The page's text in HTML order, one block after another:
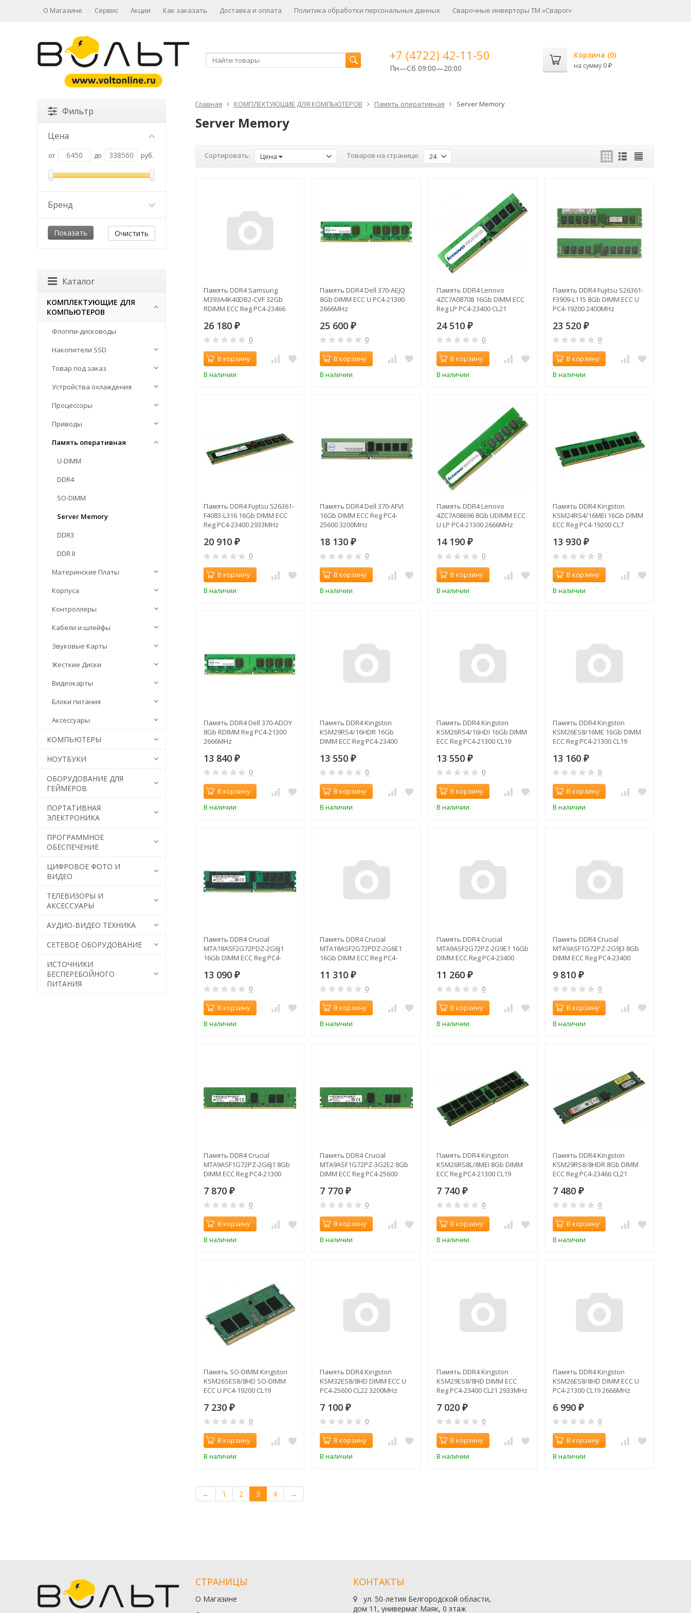
О Магазине Сервис Акции Как заказать Доставка и оплата Политика обработки персональных данных Сварочные инверторы ТМ «Сварог»
+7 (4722) 42-11-50
Пн—Сб 09:00—20:00
Корзина (0)
на сумму 0 ₽
Главная КОМПЛЕКТУЮЩИЕ ДЛЯ КОМПЬЮТЕРОВ Память оперативная Server Memory
Server Memory
Сортировать: Цена Товаров на странице: 24
Память DDR4 Samsung
M393A4K40DB2-CVF 32Gb
RDIMM ECC Reg PC4-23466
26 180 ₽
0
В корзину
В наличии
Память DDR4 Dell 370-AEJQ
8Gb DIMM ECC U PC4-21300
2666MHz
25 600₽
0
В корзину
В наличии
Память DDR4 Lenovo
4ZC7A08708 16Gb DIMM ECC
Reg LP PC4-23400 CL21
24 510 ₽
0
В корзину
В наличии
Память DDR4 Fujitsu S26361-
F3909-L115 8Gb DIMM ECC U
PC4-19200 2400MHz
23 520₽
0
В корзину
В наличии
Память DDR4 Fujitsu S26361-
F4083-L316 16Gb DIMM ECC
Reg PC4-23400 2933MHz
20 910 ₽
0
В корзину
В наличии
Память DDR4 Dell 370-AFVI
16Gb DIMM ECC Reg PC4-
25600 3200MHz
18 130₽
0
В корзину
В наличии
Память DDR4 Lenovo
4ZC7A08696 8Gb UDIMM ECC
U LP PC4-21300 2666MHz
14 190 ₽
0
В корзину
В наличии
Память DDR4 Kingston
KSM24RS4/16MEI 16Gb DIMM
ECC Reg PC4-19200 CL7
13 930₽
0
В корзину
В наличии
Память DDR4 Dell 370-ADOY
8Gb RDIMM Reg PC4-21300
2666MHz
13 840 ₽
0
В корзину
В наличии
Память DDR4 Kingston
KSM29RS4/16HDR 16Gb
DIMM ECC Reg PC4-23400
13 550₽
0
В корзину
В наличии
Память DDR4 Kingston
KSM26RS4/16HDI 16Gb DIMM
ECC Reg PC4-21300 CL19
13 550 ₽
0
В корзину
В наличии
Память DDR4 Kingston
KSM26ES8/16ME 16Gb DIMM
ECC Reg PC4-21300 CL19
13 160₽
0
В корзину
В наличии
Память DDR4 Crucial
MTA18ASF2G72PDZ-2G6J1
16Gb DIMM ECC Reg PC4-
13 090 ₽
0
В корзину
В наличии
Память DDR4 Crucial
MTA18ASF2G72PDZ-2G6E1
16Gb DIMM ECC Reg PC4-
11 310₽
0
В корзину
В наличии
Память DDR4 Crucial
MTA9ASF2G72PZ-2G9E1 16Gb
DIMM ECC Reg PC4-23400
11 260 ₽
0
В корзину
В наличии
Память DDR4 Crucial
MTA9ASF1G72PZ-2G9J3 8Gb
DIMM ECC Reg PC4-23400
9 810₽
0
В корзину
В наличии
Память DDR4 Crucial
MTA9ASF1G72PZ-2G6J1 8Gb
DIMM ECC Reg PC4-21300
7 870 ₽
0
В корзину
В наличии
Память DDR4 Crucial
MTA9ASF1G72PZ-3G2E2 8Gb
DIMM ECC Reg PC4-25600
7 770₽
0
В корзину
В наличии
Память DDR4 Kingston
KSM26RS8L/8MEI 8Gb DIMM
ECC Reg PC4-21300 CL19
7 740 ₽
0
В корзину
В наличии
Память DDR4 Kingston
KSM29RS8/8HDR 8Gb DIMM
ECC Reg PC4-23466 CL21
7 480₽
0
В корзину
В наличии
Память SO-DIMM Kingston
KSM26SES8/8HD SO-DIMM
ECC U PC4-19200 CL19
7 230 ₽
0
В корзину
В наличии
Память DDR4 Kingston
KSM32ES8/8HD DIMM ECC U
PC4-25600 CL22 3200MHz
7 100₽
0
В корзину
В наличии
Память DDR4 Kingston
KSM29ES8/8HD DIMM ECC
Reg PC4-23400 CL21 2933MHz
7 020 ₽
0
В корзину
В наличии
Память DDR4 Kingston
KSM26ES8/8HD DIMM ECC U
PC4-21300 CL19 2666MHz
6 990₽
0
В корзину
В наличии
← 1 2 3 4 →
Фильтр
Цена
от до руб.
Бренд
Очистить
Каталог
КОМПЛЕКТУЮЩИЕ ДЛЯ
КОМПЬЮТЕРОВ
Флоппи-дисководы
Накопители SSD
Товар под заказ
Устройства охлаждения
Процессоры
Приводы
Память оперативная
U-DIMM
DDR4
SO-DIMM
Server Memory
DDR3
DDR II
Материнские Платы
Корпуса
Контроллеры
Кабели и шлейфы
Звуковые Карты
Жесткие Диски
Видеокарты
Блоки питания
Аксессуары
КОМПЬЮТЕРЫ
НОУТБУКИ
ОБОРУДОВАНИЕ ДЛЯ
ГЕЙМЕРОВ
ПОРТАТИВНАЯ
ЭЛЕКТРОНИКА
ПРОГРАММНОЕ
ОБЕСПЕЧЕНИЕ
ЦИФРОВОЕ ФОТО И
ВИДЕО
ТЕЛЕВИЗОРЫ И
АКСЕССУАРЫ
АУДИО-ВИДЕО ТЕХНИКА
СЕТЕВОЕ ОБОРУДОВАНИЕ
ИСТОЧНИКИ
БЕСПЕРЕБОЙНОГО
ПИТАНИЯ
СТРАНИЦЫ
О Магазине
КОНТАКТЫ
ул. 50-летия Белгородской области,
дом 11, универмаг Маяк, 0 этаж